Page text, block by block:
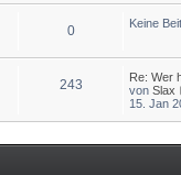
0 Keine
243
Re: Wer
von Slax
15. Jan